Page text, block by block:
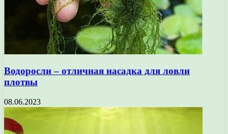
Водоросли – отличная насадка для ловли
плотвы
08.06.2023